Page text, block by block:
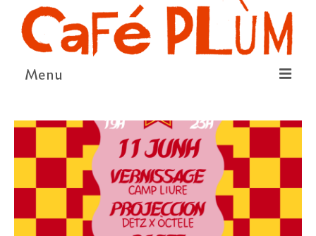
Menu
LA COOPÉRATIVE & L’ASSO
LE CONSEIL COOPÉRATIF
NOUS SOUTENIR
LE PROGRAMME